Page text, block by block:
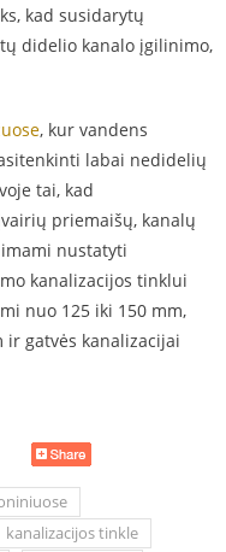
kad susidarytų
didelio kanalo įgilinimo,
, kur vandens
labai nedidelių
tai, kad
priemaišų, kanalų
nustatyti
kanalizacijos tinklui
nuo 125 iki 150 mm,
ir gatvės kanalizacijai
kanalizacijos tinkle